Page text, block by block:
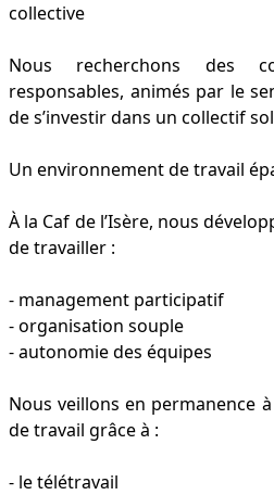
collective
Nous recherchons des
responsables, animés par le
de s’investir dans un collectif
Un environnement de travail
À la Caf de l’Isère, nous
de travailler :
- management participatif
- organisation souple
- autonomie des équipes
Nous veillons en permanence
de travail grâce à :
- le télétravail